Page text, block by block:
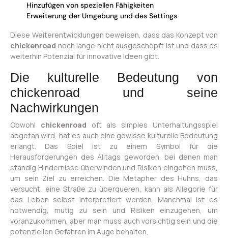
Hinzufügen von speziellen Fähigkeiten
Erweiterung der Umgebung und des Settings
Diese Weiterentwicklungen beweisen, dass das Konzept von
chickenroad noch lange nicht ausgeschöpft ist und dass es
weiterhin Potenzial für innovative Ideen gibt.
Die kulturelle Bedeutung von
chickenroad und seine
Nachwirkungen
Obwohl chickenroad oft als simples Unterhaltungsspiel
abgetan wird, hat es auch eine gewisse kulturelle Bedeutung
erlangt. Das Spiel ist zu einem Symbol für die
Herausforderungen des Alltags geworden, bei denen man
ständig Hindernisse überwinden und Risiken eingehen muss,
um sein Ziel zu erreichen. Die Metapher des Huhns, das
versucht, eine Straße zu überqueren, kann als Allegorie für
das Leben selbst interpretiert werden. Manchmal ist es
notwendig, mutig zu sein und Risiken einzugehen, um
voranzukommen, aber man muss auch vorsichtig sein und die
potenziellen Gefahren im Auge behalten.